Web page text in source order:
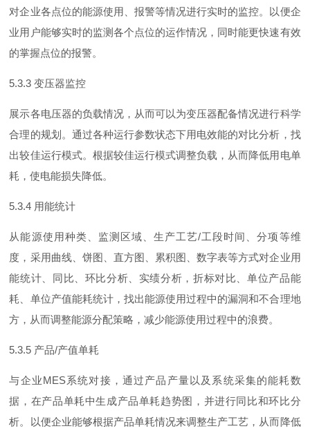
对企业各点位的能源使用、报警等情况进行实时的监控。以便企
业用户能够实时的监测各个点位的运作情况，同时能更快速有效
的掌握点位的报警。
5.3.3 变压器监控
展示各电压器的负载情况，从而可以为变压器配备情况进行科学
合理的规划。通过各种运行参数状态下用电效能的对比分析，找
出较佳运行模式。根据较佳运行模式调整负载，从而降低用电单
耗，使电能损失降低。
5.3.4 用能统计
从能源使用种类、监测区域、生产工艺/工段时间、分项等维
度，采用曲线、饼图、直方图、累积图、数字表等方式对企业用
能统计、同比、环比分析、实绩分析，折标对比、单位产品能
耗、单位产值能耗统计，找出能源使用过程中的漏洞和不合理地
方，从而调整能源分配策略，减少能源使用过程中的浪费。
5.3.5 产品/产值单耗
与企业MES系统对接，通过产品产量以及系统采集的能耗数
据，在产品单耗中生成产品单耗趋势图，并进行同比和环比分
析。以便企业能够根据产品单耗情况来调整生产工艺，从而降低